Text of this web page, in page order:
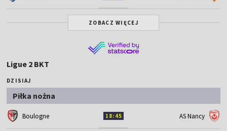
ZOBACZ WIĘCEJ
Ligue 2 BKT
DZISIAJ
Piłka nożna
Boulogne 18:45 AS Nancy